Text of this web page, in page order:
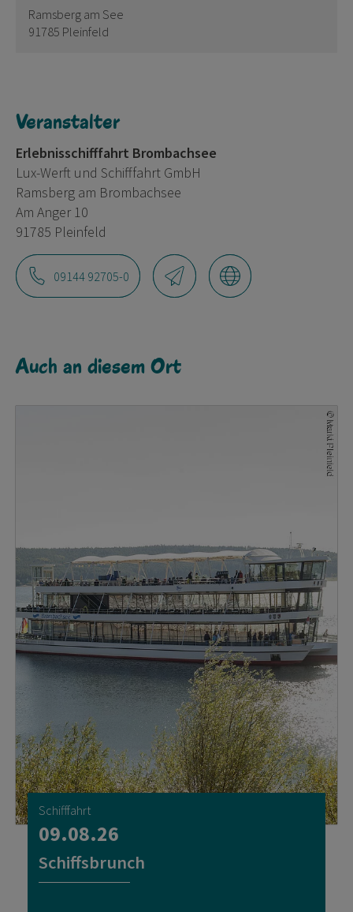
Ramsberg am See
91785 Pleinfeld
Veranstalter
Erlebnisschifffahrt Brombachsee
Lux-Werft und Schifffahrt GmbH
Ramsberg am Brombachsee
Am Anger 10
91785 Pleinfeld
09144 92705-0
Auch an diesem Ort
Schifffahrt
09.08.26
Schiffsbrunch